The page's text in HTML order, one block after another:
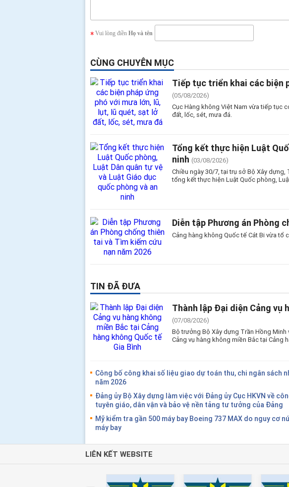
Vui lòng điền Họ và tên
CÙNG CHUYÊN MỤC
Tiếp tục triển khai các biện
(05/08/2026)
Cục Hàng không Việt Nam vừa tiếp tục
đất, lốc, sét, mưa đá.
Tổng kết thực hiện Luật
ninh (03/08/2026)
Chiều ngày 30/7, tại trụ sở Bộ Xây
tổng kết thực hiện Luật Quốc phòng,
Diễn tập Phương án Phòng
Cảng hàng không Quốc tế Cát Bi vừa tổ
TIN ĐÃ ĐƯA
Thành lập Đại diện Cảng vụ
(07/08/2026)
Bộ trưởng Bộ Xây dựng Trần Hồng
Cảng vụ hàng không miền Bắc tại Cảng
Công bố công khai số liệu giao dự toán thu, chi ngân sách
năm 2026
Đảng ủy Bộ Xây dựng làm việc với Đảng ủy Cục HKVN về
tuyên giáo, dân vận và bảo vệ nền tảng tư tưởng của Đảng
Mỹ kiểm tra gần 500 máy bay Boeing 737 MAX do nguy cơ
máy bay
LIÊN KẾT WEBSITE